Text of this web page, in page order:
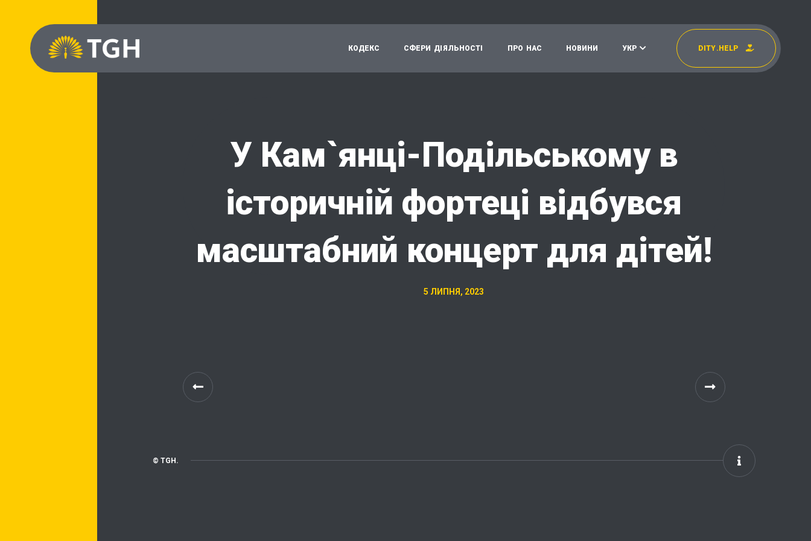
D TY. H E L P
КОД Е КС СФ Е Р И Д Я Л Ь Н ОСТ П РО Н АС Н О В И Н И У К Р
У Кам`янці-Подільському в
історичній фортеці відбувся
масштабний концерт для дітей!
5 ЛИПНЯ, 2023
© TGH.